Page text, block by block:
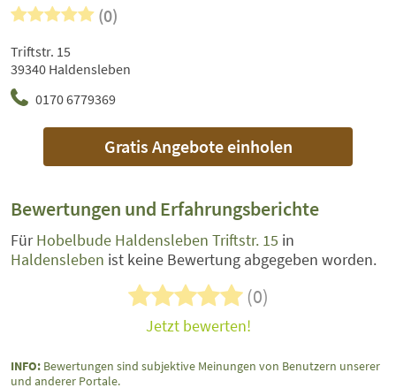
(0)
0170 6779369
Triftstr. 15
39340 Haldensleben
Gratis Angebote einholen
Bewertungen und Erfahrungsberichte
FürHobelbude Haldensleben Triftstr. 15 in
Haldensleben ist keine Bewertung abgegeben worden.
(0)
Jetzt bewerten!
INFO: Bewertungen sind subjektive Meinungen von Benutzern unserer
und anderer Portale.